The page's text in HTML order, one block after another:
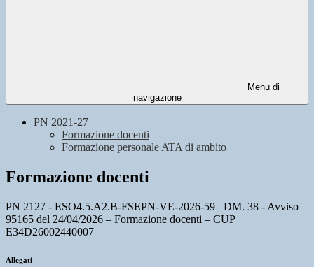
Menu di
navigazione
PN 2021-27
Formazione docenti
Formazione personale ATA di ambito
Formazione docenti
PN 2127 - ESO4.5.A2.B-FSEPN-VE-2026-59– DM. 38 - Avviso
95165 del 24/04/2026 – Formazione docenti – CUP
E34D26002440007
Allegati